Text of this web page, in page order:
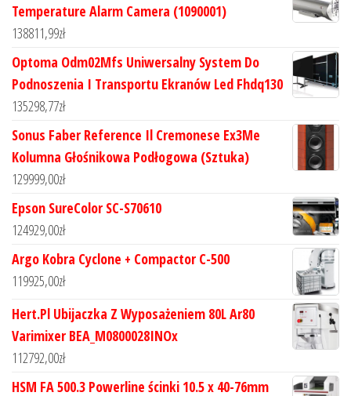
Temperature Alarm Camera (1090001)
138811,99zł
Optoma Odm02Mfs Uniwersalny System Do
Podnoszenia I Transportu Ekranów Led Fhdq130
135298,77zł
Sonus Faber Reference Il Cremonese Ex3Me
Kolumna Głośnikowa Podłogowa (Sztuka)
129999,00zł
Epson SureColor SC-S70610
124929,00zł
Argo Kobra Cyclone + Compactor C-500
119925,00zł
Hert.Pl Ubijaczka Z Wyposażeniem 80L Ar80
Varimixer BEA_M0800028INOx
112792,00zł
HSM FA 500.3 Powerline ścinki 10.5 x 40-76mm